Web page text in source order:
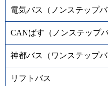
電気バス（ノンステップバ
CANばす（ノンステップバ
神都バス（ワンステップバ
リフトバス